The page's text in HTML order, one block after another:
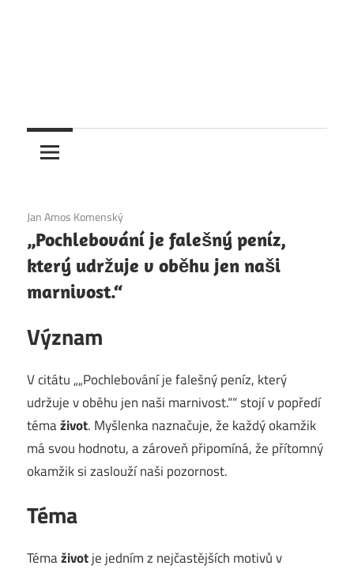
6. 12. 2020
Jan Amos Komenský
„Pochlebování je falešný peníz,
který udržuje v oběhu jen naši
marnivost.“
Význam
V citátu „„Pochlebování je falešný peníz, který
udržuje v oběhu jen naši marnivost.““ stojí v popředí
témaživot. Myšlenka naznačuje, že každý okamžik
má svou hodnotu, a zároveň připomíná, že přítomný
okamžik si zaslouží naši pozornost.
Téma
Témaživotje jedním z nejčastějších motivů v